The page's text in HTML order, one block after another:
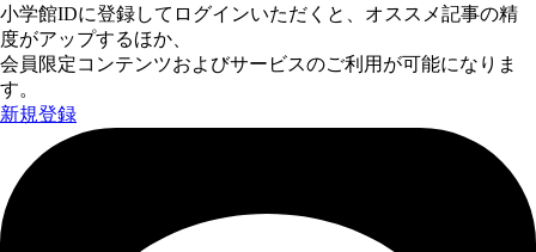
小学館IDに登録してログインいただくと、オススメ記事の精
度がアップするほか、
会員限定コンテンツおよびサービスのご利用が可能になりま
す。
新規登録